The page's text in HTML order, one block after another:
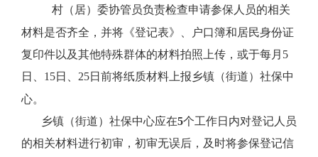
村（居）委协管员负责检查申请参保人员的相关
材料是否齐全，并将《登记表》、户口簿和居民身份证
复印件以及其他特殊群体的材料拍照上传，或于每月 5
日、 15日、 25日前将纸质材料上报乡镇（街道）社保中
心。
乡镇（街道）社保中心应在5个工作日内对登记人员
的相关材料进行初审，初审无误后，及时将参保登记信